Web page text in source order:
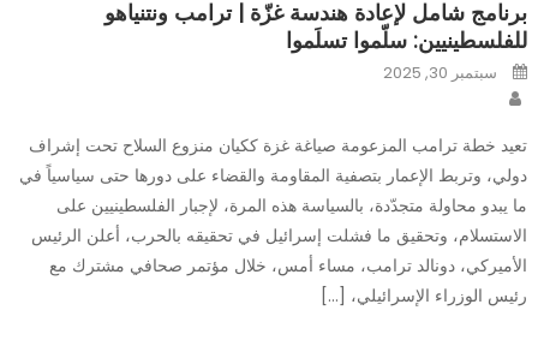
برنامج شامل لإعادة هندسة غزّة | ترامب ونتنياهو
للفلسطينيين: سلّموا تسلَموا
Posted
onسبتمبر 30, 2025
تعيد خطة ترامب المزعومة صياغة غزة ككيان منزوع السلاح تحت إشراف
دولي، وتربط الإعمار بتصفية المقاومة والقضاء على دورها حتى سياسياً في
ما يبدو محاولة متجدّدة، بالسياسة هذه المرة، لإجبار الفلسطينيين على
الاستسلام، وتحقيق ما فشلت إسرائيل في تحقيقه بالحرب، أعلن الرئيس
الأميركي، دونالد ترامب، مساء أمس، خلال مؤتمر صحافي مشترك مع
رئيس الوزراء الإسرائيلي، […]